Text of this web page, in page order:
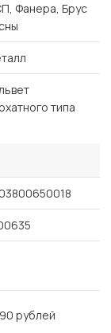
Фанера, Брус
типа
рублей